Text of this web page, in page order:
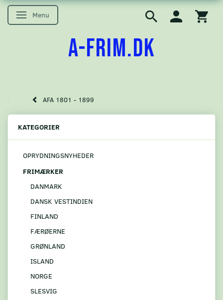
Skifte navigation
Menu
A-FRIM.DK
AFA 1801 - 1899
KATEGORIER
OPRYDNINGSNYHEDER
FRIMÆRKER
DANMARK
DANSK VESTINDIEN
FINLAND
FÆRØERNE
GRØNLAND
ISLAND
NORGE
SLESVIG